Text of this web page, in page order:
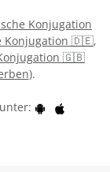
Konjugation
Konjugation 🇩🇪,
🇬🇧
).